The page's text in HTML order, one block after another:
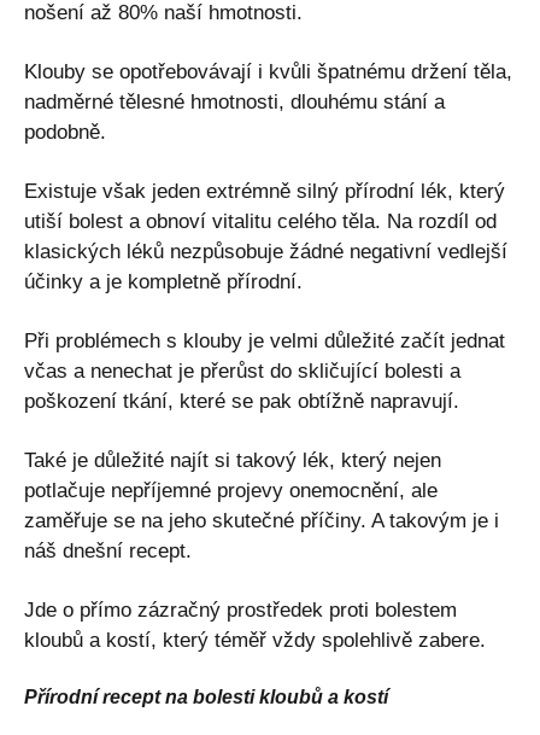
nošení až 80% naší hmotnosti.
Klouby se opotřebovávají i kvůli špatnému držení těla,
nadměrné tělesné hmotnosti, dlouhému stání a
podobně.
Existuje však jeden extrémně silný přírodní lék, který
utiší bolest a obnoví vitalitu celého těla. Na rozdíl od
klasických léků nezpůsobuje žádné negativní vedlejší
účinky a je kompletně přírodní.
Při problémech s klouby je velmi důležité začít jednat
včas a nenechat je přerůst do skličující bolesti a
poškození tkání, které se pak obtížně napravují.
Také je důležité najít si takový lék, který nejen
potlačuje nepříjemné projevy onemocnění, ale
zaměřuje se na jeho skutečné příčiny. A takovým je i
náš dnešní recept.
Jde o přímo zázračný prostředek proti bolestem
kloubů a kostí, který téměř vždy spolehlivě zabere.
Přírodní recept na bolesti kloubů a kostí